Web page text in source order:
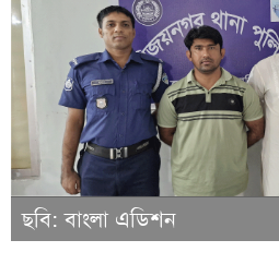
ছবি: বাংলা এডিশন